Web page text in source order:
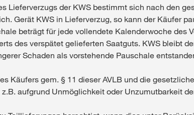
Lieferverzugs der KWS bestimmt sich nach den
Gerät KWS in Lieferverzug, so kann der Käufer
beträgt für jede vollendete Kalenderwoche des
des verspätet gelieferten Saatguts. KWS bleibt
Schaden als vorstehende Pauschale
Käufers gem. § 11 dieser AVLB und die
aufgrund Unmöglichkeit oder Unzumutbarkeit